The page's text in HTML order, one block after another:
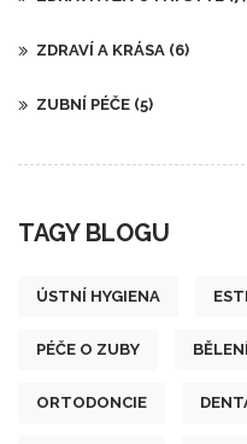
ZDRAVÍ A KRÁSA (6)
ZUBNÍ PÉČE (5)
TAGY BLOGU
ÚSTNÍ HYGIENA
PÉČE O ZUBY
ORTODONCIE